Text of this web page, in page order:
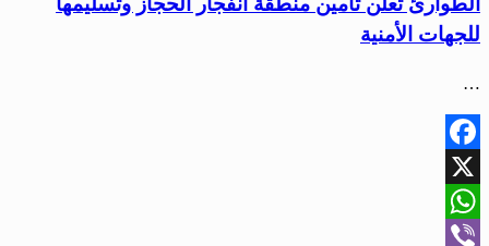
للجهات الأمنية
…
Facebook
X
WhatsApp